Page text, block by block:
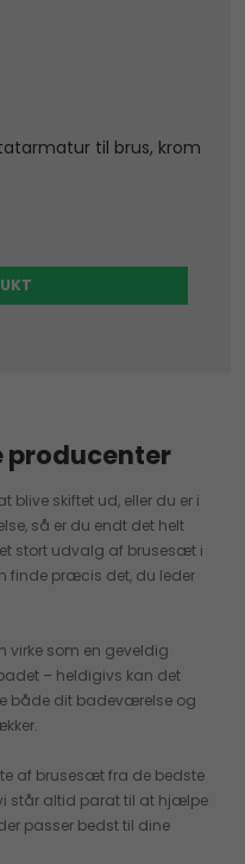
til brus, krom
producenter
skiftet ud, eller du er i
så er du endt det helt
stort udvalg af brusesæt i
finde præcis det, du leder
virke som en geveldig
– heldigivs kan det
både dit badeværelse og
af brusesæt fra de bedste
står altid parat til at hjælpe
passer bedst til dine